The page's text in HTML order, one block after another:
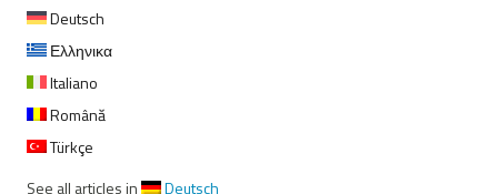
Deutsch
Ελληνικα
Italiano
Română
Türkçe
See all articles in
Deutsch